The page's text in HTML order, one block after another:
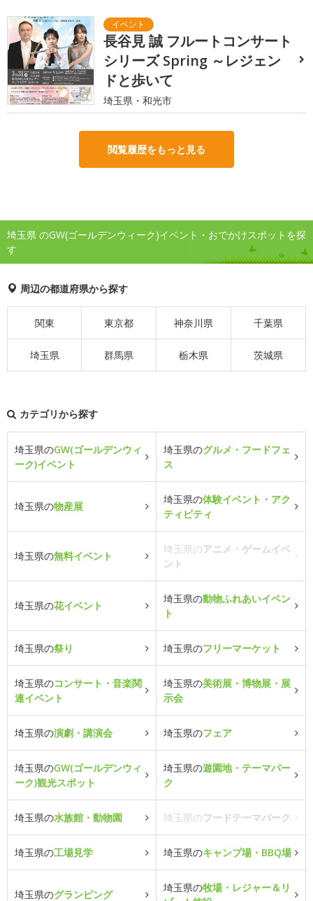
長谷見 誠 フルートコンサート
シリーズ Spring ～レジェン
ドと歩いて
埼玉県・和光市
閲覧履歴をもっと見る
埼玉県 のGW(ゴールデンウィーク)イベント・おでかけスポットを探
す
周辺の都道府県から探す
関東 東京都 神奈川県 千葉県
埼玉県 群馬県 栃木県 茨城県
カテゴリから探す
埼玉県のGW(ゴールデンウィ
ーク)イベント
埼玉県のグルメ・フードフェ
ス
埼玉県の物産展
埼玉県の体験イベント・アク
ティビティ
埼玉県の無料イベント
埼玉県のアニメ・ゲームイベ
ント
埼玉県の花イベント
埼玉県の動物ふれあいイベン
ト
埼玉県の祭り 埼玉県のフリーマーケット
埼玉県のコンサート・音楽関
連イベント
埼玉県の美術展・博物展・展
示会
埼玉県の演劇・講演会 埼玉県のフェア
埼玉県のGW(ゴールデンウィ
ーク)観光スポット
埼玉県の遊園地・テーマパー
ク
埼玉県の水族館・動物園 埼玉県のフードテーマパーク
埼玉県の工場見学 埼玉県のキャンプ場・BBQ場
埼玉県のグランピング
埼玉県の牧場・レジャー＆リ